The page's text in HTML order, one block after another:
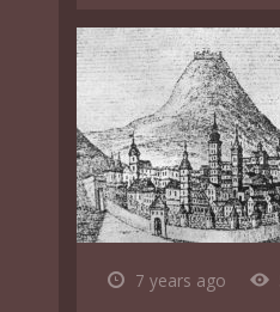
7 years ago